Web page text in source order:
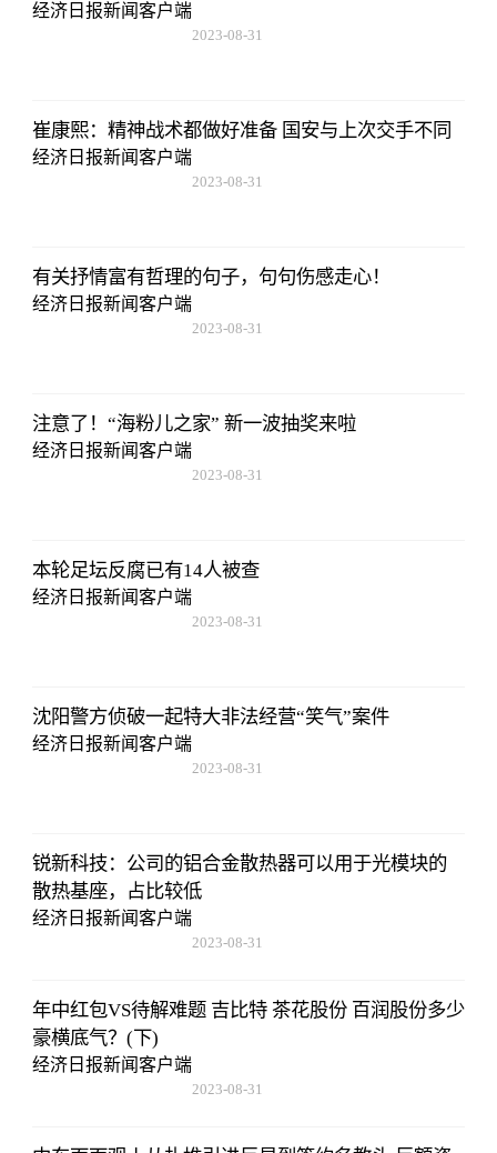
经济日报新闻客户端
2023-08-31
崔康熙：精神战术都做好准备 国安与上次交手不同
经济日报新闻客户端
2023-08-31
有关抒情富有哲理的句子，句句伤感走心！
经济日报新闻客户端
2023-08-31
注意了！“海粉儿之家” 新一波抽奖来啦
经济日报新闻客户端
2023-08-31
本轮足坛反腐已有14人被查
经济日报新闻客户端
2023-08-31
沈阳警方侦破一起特大非法经营“笑气”案件
经济日报新闻客户端
2023-08-31
锐新科技：公司的铝合金散热器可以用于光模块的
散热基座，占比较低
经济日报新闻客户端
2023-08-31
年中红包VS待解难题 吉比特 茶花股份 百润股份多少
豪横底气？(下)
经济日报新闻客户端
2023-08-31